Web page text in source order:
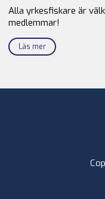
Alla yrkesfiskare är
medlemmar!
Läs mer